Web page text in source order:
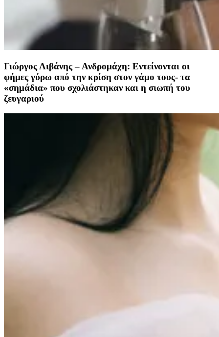
Γιώργος Λιβάνης – Ανδρομάχη: Εντείνονται οι
φήμες γύρω από την κρίση στον γάμο τους- τα
«σημάδια» που σχολιάστηκαν και η σιωπή του
ζευγαριού